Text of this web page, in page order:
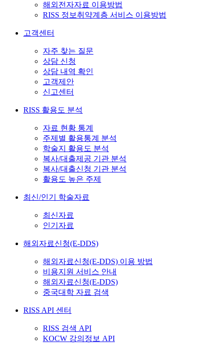
해외전자자료 이용방법
RISS 정보취약계층 서비스 이용방법
고객센터
자주 찾는 질문
상담 신청
상담 내역 확인
고객제안
신고센터
RISS 활용도 분석
자료 현황 통계
주제별 활용통계 분석
학술지 활용도 분석
복사/대출제공 기관 분석
복사/대출신청 기관 분석
활용도 높은 주제
최신/인기 학술자료
최신자료
인기자료
해외자료신청(E-DDS)
해외자료신청(E-DDS) 이용 방법
비용지원 서비스 안내
해외자료신청(E-DDS)
중국대학 자료 검색
RISS API 센터
RISS 검색 API
KOCW 강의정보 API